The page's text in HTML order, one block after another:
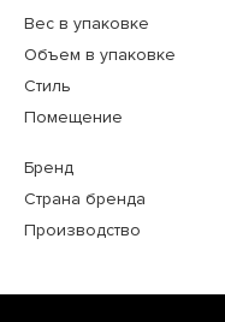
Вес в упаковке
Объем в упаковке
Стиль
Помещение
Бренд
Страна бренда
Производство